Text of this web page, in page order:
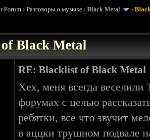
Forum ›Разговоры о музыке ›Black Metal ›
Black Metal
RE: Blacklist of Black Metal
Хех, меня всегда
форумах с целью
ребятки, все что звучит
в аццки трушном подвале